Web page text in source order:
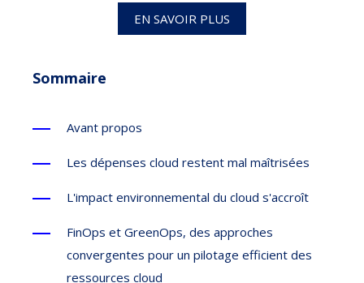
EN SAVOIR PLUS
Sommaire
Avant propos
Les dépenses cloud restent mal maîtrisées
L'impact environnemental du cloud s'accroît
FinOps et GreenOps, des approches
convergentes pour un pilotage efficient des
ressources cloud